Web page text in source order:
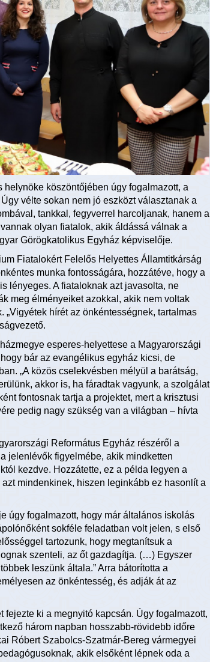
köszöntőjében úgy fogalmazott, a
vélte sokan nem jó eszközt választanak a
tankkal, fegyverrel harcoljanak, hanem a
olyan fiatalok, akik áldássá válnak a
Görögkatolikus Egyház képviselője.
Fiatalokért Felelős Helyettes Államtitkárság
munka fontosságára, hozzátéve, hogy a
lényeges. A fiataloknak azt javasolta, ne
meg élményeiket azokkal, akik nem voltak
hírét az önkéntességnek, tartalmas
esperes-helyettese a Magyarországi
bár az evangélikus egyház kicsi, de
„A közös cselekvésben mélyül a barátság,
akkor is, ha fáradtak vagyunk, a szolgálat
fontosnak tartja a projektet, mert a krisztusi
pedig nagy szükség van a világban – hívta
Református Egyház részéről a
jelenlévők figyelmébe, akik mindketten
kezdve. Hozzátette, ez a példa legyen a
mindenkinek, hiszen leginkább ez hasonlít a
úgy fogalmazott, hogy már általános iskolás
sokféle feladatban volt jelen, s első
tartozunk, hogy megtanítsuk a
szenteli, az őt gazdagítja. (…) Egyszer
leszünk általa.” Arra bátorította a
az önkéntesség, és adják át az
ki a megnyitó kapcsán. Úgy fogalmazott,
három napban hosszabb-rövidebb időre
Róbert Szabolcs-Szatmár-Bereg vármegyei
akik elsőként lépnek oda a